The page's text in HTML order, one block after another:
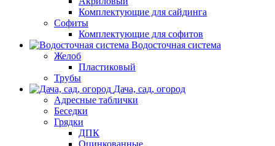
Комплектующие для сайдинга
Софиты
Комплектующие для софитов
Водосточная система
Желоб
Пластиковый
Трубы
Дача, сад, огород
Адресные таблички
Беседки
Грядки
ДПК
Оцинкованные